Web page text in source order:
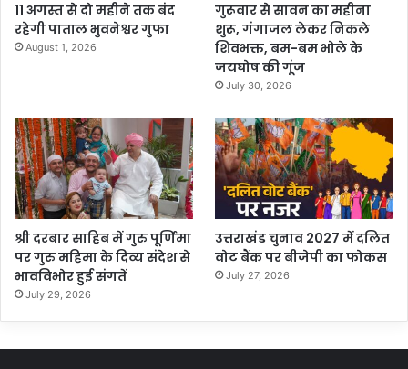
11 अगस्त से दो महीने तक बंद
रहेगी पाताल भुवनेश्वर गुफा
August 1, 2026
गुरूवार से सावन का महीना
शुरू, गंगाजल लेकर निकले
शिवभक्त, बम-बम भोले के
जयघोष की गूंज
July 30, 2026
श्री दरबार साहिब में गुरु पूर्णिमा
पर गुरु महिमा के दिव्य संदेश से
भावविभोर हुई संगतें
July 29, 2026
उत्तराखंड चुनाव 2027 में दलित
वोट बैंक पर बीजेपी का फोकस
July 27, 2026